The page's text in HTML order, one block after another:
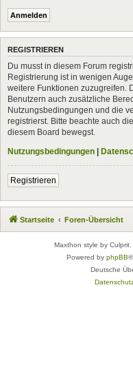
REGISTRIEREN
Du musst in diesem Forum
Registrierung ist in wenigen
weitere Funktionen zuzugreifen.
Benutzern auch zusätzliche
Nutzungsbedingungen und die
registrierst. Bitte beachte auch
diesem Board bewegst.
Nutzungsbedingungen |
Registrieren
Startseite Foren-Übersicht
Maxthon style by
Powered by phpBB
Deutsche